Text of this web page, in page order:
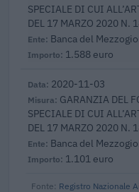
SPECIALE DI CUI
DEL 17 MARZO 2020 N.
Banca del
1.588 euro
2020-11-03
GARANZIA DEL
SPECIALE DI CUI
DEL 17 MARZO 2020 N.
Banca del
1.101 euro
Fonte: Registro Nazionale